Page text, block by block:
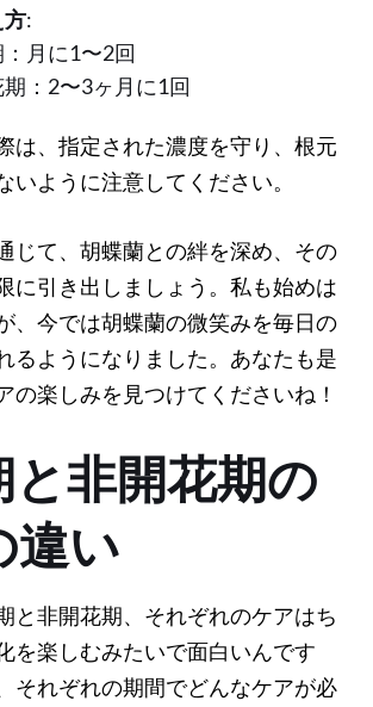
方:
月に1〜2回
：2〜3ヶ月に1回
は、指定された濃度を守り、根元
いように注意してください。
じて、胡蝶蘭との絆を深め、その
に引き出しましょう。私も始めは
、今では胡蝶蘭の微笑みを毎日の
るようになりました。あなたも是
の楽しみを見つけてくださいね！
と非開花期の
違い
と非開花期、それぞれのケアはち
を楽しむみたいで面白いんです
それぞれの期間でどんなケアが必